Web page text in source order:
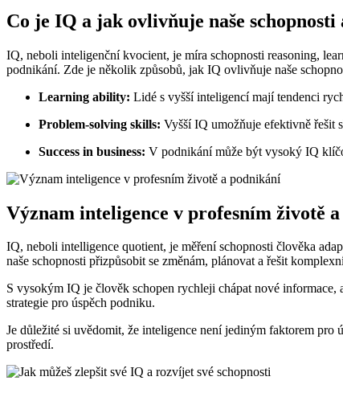
Co je IQ a jak ovlivňuje naše schopnosti
IQ, neboli inteligenční kvocient, je míra schopnosti reasoning,
podnikání. Zde je několik způsobů, jak IQ ovlivňuje naše
Learning ability: Lidé s vyšší inteligencí mají tendenci
Problem-solving skills: Vyšší IQ umožňuje efektivně řešit
Success in business: V podnikání může být vysoký IQ
Význam inteligence v profesním životě
IQ, neboli intelligence quotient, je měření schopnosti člověka
naše schopnosti přizpůsobit se změnám, plánovat a řešit
S vysokým IQ je člověk schopen rychleji chápat nové
strategie pro úspěch podniku.
Je důležité si uvědomit, že inteligence není jediným faktorem
prostředí.